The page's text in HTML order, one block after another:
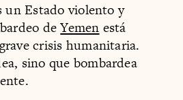
un Estado violento y
deYemen está
crisis humanitaria.
sino que bombardea